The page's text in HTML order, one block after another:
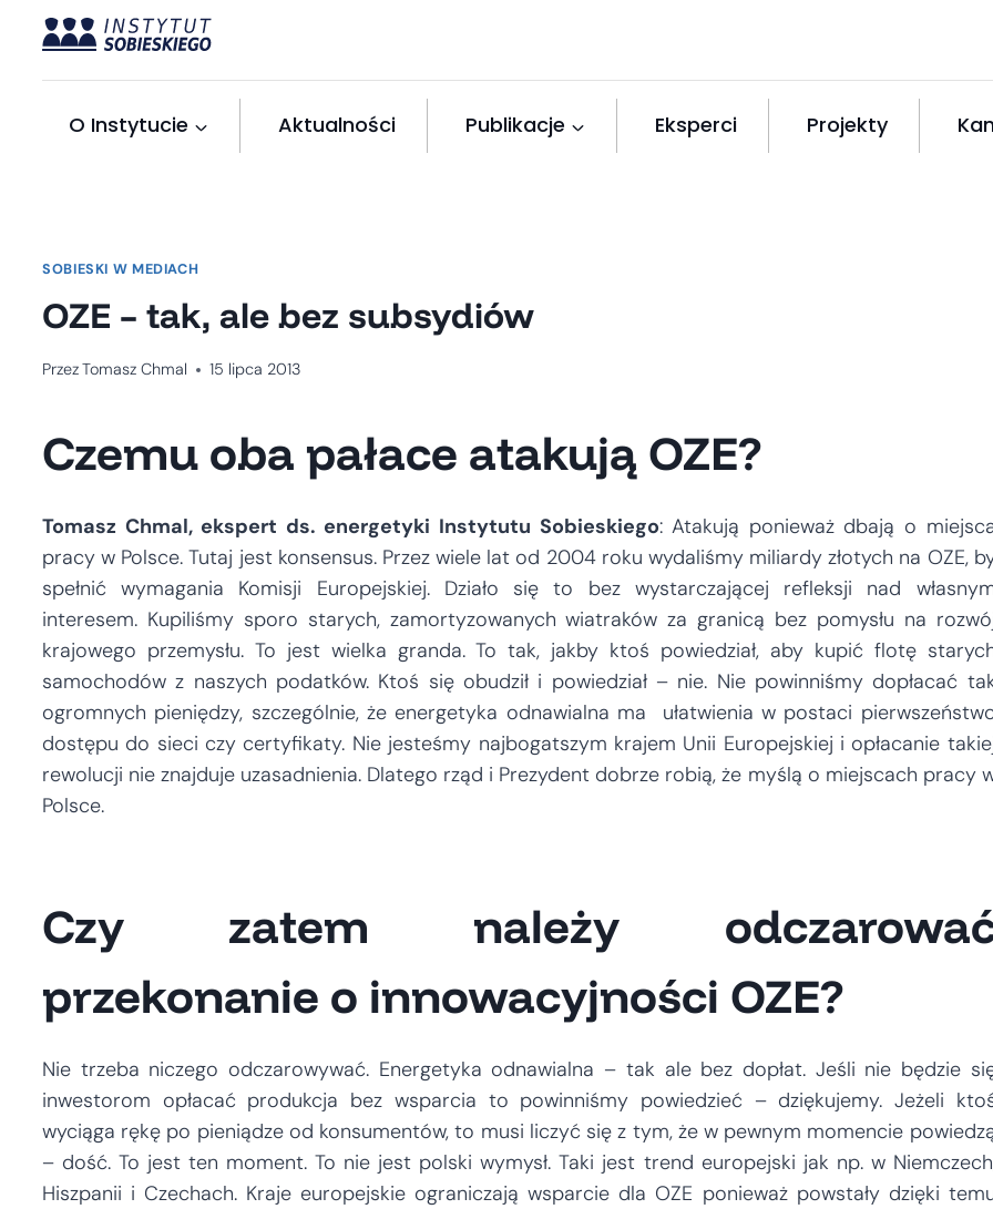
Przejdź
treści
O Instytucie Aktualności Publikacje Eksperci Projekty
SOBIESKI W MEDIACH
OZE – tak, ale bez subsydiów
PrzezTomasz Chmal 15 lipca 2013
Czemu oba pałace atakują OZE?
Tomasz Chmal, ekspert ds. energetyki Instytutu Sobieskiego: Atakują ponieważ dbają o
pracy w Polsce. Tutaj jest konsensus. Przez wiele lat od 2004 roku wydaliśmy miliardy złotych na OZE,
spełnić wymagania Komisji Europejskiej. Działo się to bez wystarczającej refleksji nad
interesem. Kupiliśmy sporo starych, zamortyzowanych wiatraków za granicą bez pomysłu na
krajowego przemysłu. To jest wielka granda. To tak, jakby ktoś powiedział, aby kupić flotę
samochodów z naszych podatków. Ktoś się obudził i powiedział – nie. Nie powinniśmy dopłacać
ogromnych pieniędzy, szczególnie, że energetyka odnawialna ma ułatwienia w postaci
dostępu do sieci czy certyfikaty. Nie jesteśmy najbogatszym krajem Unii Europejskiej i opłacanie
rewolucji nie znajduje uzasadnienia. Dlatego rząd i Prezydent dobrze robią, że myślą o miejscach pracy
Polsce.
Czy zatem należy
przekonanie o innowacyjności OZE?
Nie trzeba niczego odczarowywać. Energetyka odnawialna – tak ale bez dopłat. Jeśli nie będzie
inwestorom opłacać produkcja bez wsparcia to powinniśmy powiedzieć – dziękujemy. Jeżeli
wyciąga rękę po pieniądze od konsumentów, to musi liczyć się z tym, że w pewnym momencie
– dość. To jest ten moment. To nie jest polski wymysł. Taki jest trend europejski jak np. w
Hiszpanii i Czechach. Kraje europejskie ograniczają wsparcie dla OZE ponieważ powstały dzięki